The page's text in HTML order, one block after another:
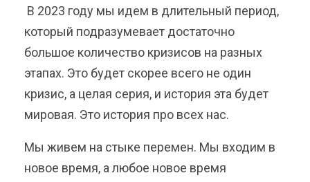
В 2023 году мы идем в длительный период,
который подразумевает достаточно
большое количество кризисов на разных
этапах. Это будет скорее всего не один
кризис, а целая серия, и история эта будет
мировая. Это история про всех нас.
Мы живем на стыке перемен. Мы входим в
новое время, а любое новое время